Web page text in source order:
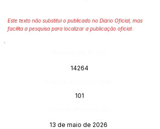
Este texto não substitui o publicado no Diário Oficial, mas
facilita a pesquisa para localizar a publicação oficial.
14264
101
13 de maio de 2026